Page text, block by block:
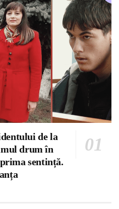
de la
drum în
sentință.